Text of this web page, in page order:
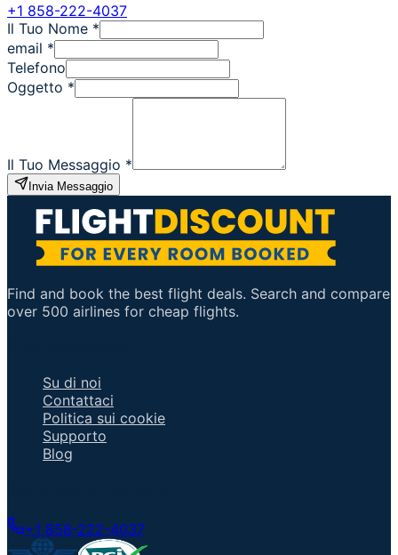
+1 858-222-4037
Il Tuo Nome *
email *
Telefono
Oggetto *
Il Tuo Messaggio *
Invia Messaggio
Find and book the best flight deals. Search and compare
over 500 airlines for cheap flights.
Su di noi
Contattaci
Politica sui cookie
Supporto
Blog
+1 858-222-4037